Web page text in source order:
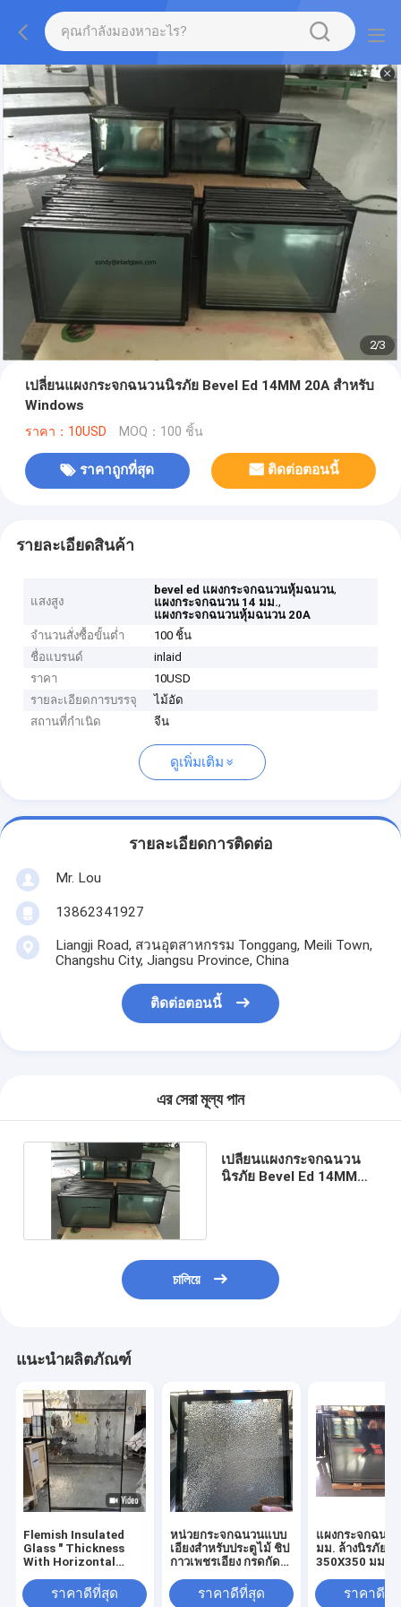
2/3
เปลี่ยนแผงกระจกฉนวนนิรภัย Bevel Ed 14MM 20A สำหรับ
Windows
ราคา：10USD MOQ：100 ชิ้น
ราคาถูกที่สุด ติดต่อตอนนี้
รายละเอียดสินค้า
แสงสูง
bevel ed แผงกระจกฉนวนหุ้มฉนวน,
แผงกระจกฉนวน 14 มม.,
แผงกระจกฉนวนหุ้มฉนวน 20A
จำนวนสั่งซื้อขั้นต่ำ
100 ชิ้น
ชื่อแบรนด์
inlaid
ราคา
10USD
รายละเอียดการบรรจุ
ไม้อัด
สถานที่กำเนิด
จีน
ดูเพิ่มเติม
รายละเอียดการติดต่อ
Mr. Lou
13862341927
Liangji Road, สวนอุตสาหกรรม Tonggang, Meili Town,
Changshu City, Jiangsu Province, China
ติดต่อตอนนี้
এর সেরা মূল্য পান
เปลี่ยนแผงกระจกฉนวน
นิรภัย Bevel Ed 14MM
চালিয়ে
แนะนำผลิตภัณฑ์
Flemish Insulated
Glass " Thickness
With Horizontal
Fiberglass Doors
ราคาดีที่สุด
หน่วยกระจกฉนวนแบบ
เอียงสำหรับประตูไม้ ชิป
กาวเพชรเอียง กรดกัด
ราคาดีที่สุด
แผงกระจกฉนว
มม. ล้างนิรภัย
350X350 มม. ส
ราคาดีที่